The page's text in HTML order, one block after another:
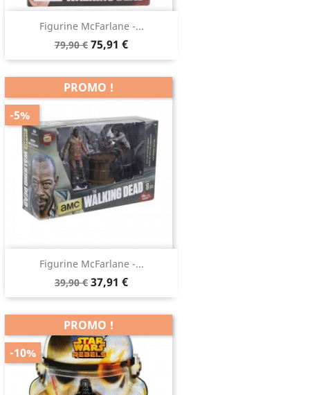
Figurine McFarlane -...
79,90 € 75,91 €
Figurine McFarlane -...
39,90 € 37,91 €
PROMO !
-5%
PROMO !
-10%